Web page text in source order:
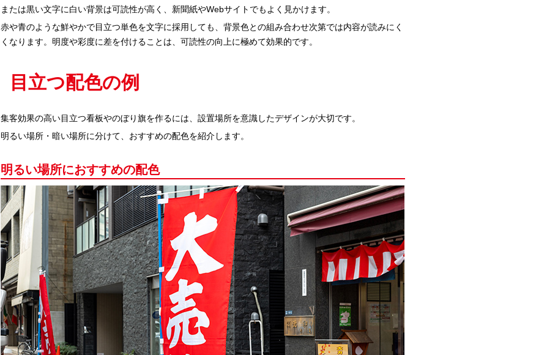
または黒い文字に白い背景は可読性が高く、新聞紙やWebサイトでもよく見かけます。
赤や青のような鮮やかで目立つ単色を文字に採用しても、背景色との組み合わせ次第では内容が読みにく
くなります。明度や彩度に差を付けることは、可読性の向上に極めて効果的です。
目立つ配色の例
集客効果の高い目立つ看板やのぼり旗を作るには、設置場所を意識したデザインが大切です。
明るい場所・暗い場所に分けて、おすすめの配色を紹介します。
明るい場所におすすめの配色